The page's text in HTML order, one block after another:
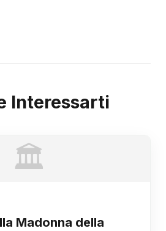
Interessarti
🏛️
Madonna della